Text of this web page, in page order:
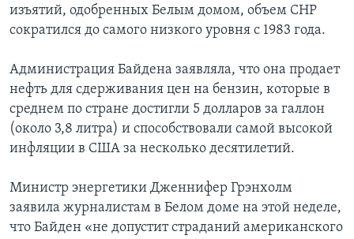
изъятий, одобренных Белым домом, объем СНР
сократился до самого низкого уровня с 1983 года.
Администрация Байдена заявляла, что она продает
нефть для сдерживания цен на бензин, которые в
среднем по стране достигли 5 долларов за галлон
(около 3,8 литра) и способствовали самой высокой
инфляции в США за несколько десятилетий.
Министр энергетики Дженнифер Грэнхолм
заявила журналистам в Белом доме на этой неделе,
что Байден «не допустит страданий американского